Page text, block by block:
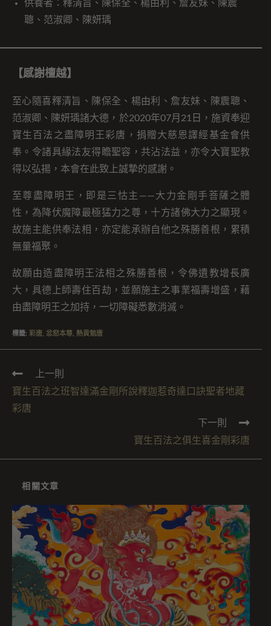
供養者：釋清旨、陳保全、楊由利、詹友妹、陳震
聰、范淑卿、陳妍瑀
【感謝檀越】
至心隨喜釋清旨、陳保全、楊由利、詹友妹、陳震聰、
范淑卿、陳妍瑀諸大德，於2020年07月21日，施資奉迎
寶生百法之盡障明王彩唐，捐贈大慈恩譯經基金會供
奉。令諸具緣法友得瞻聖容，共沾法益，亦令大寶聖教
得以弘揚，本會在此致上誠摯的感謝。
至尊盡障明王，即是三怙主——大力金剛手菩薩之體
性，為降伏魔障最極猛力之尊，十方諸佛大力之顯現。
故施主能供奉法相，亦定能承辦自他之殊勝善根，累積
無量福聚。
故願由造盡障明王法相之殊勝善根，令佛遺教增長廣
大，具德上師壽住百劫，並願施主之事業福壽增盛，藉
由盡障明王之加持，一切障礙悉數消滅。
標籤: 彩唐 忿怒本尊 熱貢勉唐
上一則
寶生百法之班智達滿金剛所說釋迦惹奇達口訣聖者地藏
彩唐
下一則
寶生百法之俱生喜金剛彩唐
相關文章